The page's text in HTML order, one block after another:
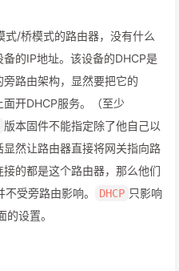
式/桥模式的路由器，没有什么
的IP地址。该设备的DHCP是
路由架构，显然要把它的
开DHCP服务。（至少
版本固件不能指定除了他自己以
然让路由器直接将网关指向路
的都是这个路由器，那么他们
受旁路由影响。
DHCP 只影响
设置。